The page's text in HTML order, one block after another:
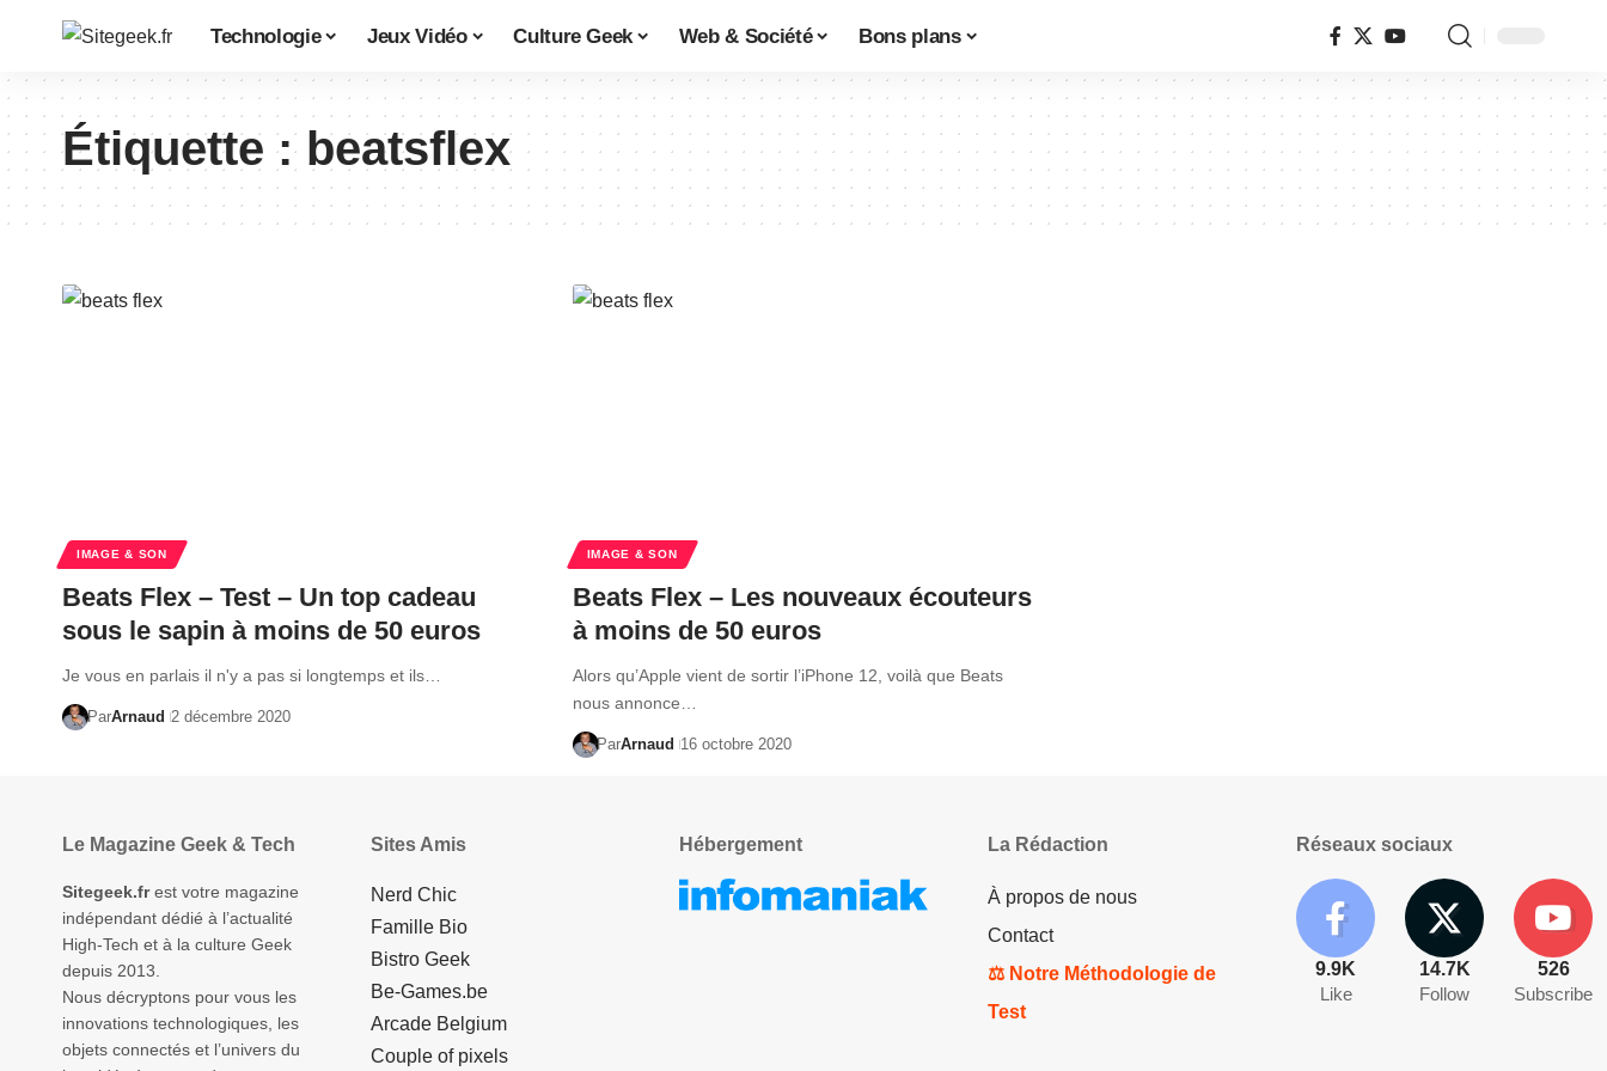
Technologie Jeux Vidéo Culture Geek Web & Société Bons plans
Étiquette : beatsflex
IMAGE & SON
Beats Flex – Test – Un top cadeau
sous le sapin à moins de 50 euros
Je vous en parlais il n'y a pas si longtemps et ils…
ParArnaud 2 décembre 2020
IMAGE & SON
Beats Flex – Les nouveaux écouteurs
à moins de 50 euros
Alors qu’Apple vient de sortir l’iPhone 12, voilà que Beats
nous annonce…
ParArnaud 16 octobre 2020
Le Magazine Geek & Tech
Sitegeek.frest votre magazine
indépendant dédié à l’actualité
High-Tech et à la culture Geek
depuis 2013.
Nous décryptons pour vous les
innovations technologiques, les
objets connectés et l’univers du
Sites Amis
Nerd Chic
Famille Bio
Bistro Geek
Be-Games.be
Arcade Belgium
Couple of pixels
Hébergement La Rédaction
À propos de nous
Contact
⚖️ Notre Méthodologie de
Test
Réseaux sociaux
9.9K
Like
14.7K
Follow
526
Subscribe